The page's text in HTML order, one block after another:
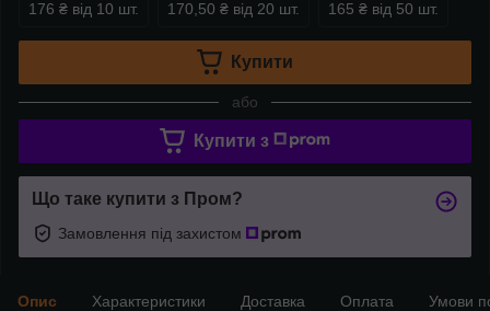
176 ₴ від 10 шт. 170,50 ₴ від 20 шт. 165 ₴ від 50 шт.
Купити
або
Купити з
Що таке купити з Пром?
Замовлення під захистом
Опис Характеристики Доставка Оплата Умови